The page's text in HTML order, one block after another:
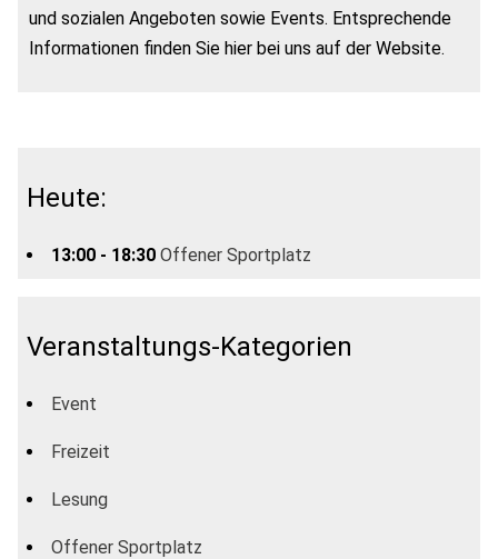
und sozialen Angeboten sowie Events. Entsprechende
Informationen finden Sie hier bei uns auf der Website.
Heute:
13:00 - 18:30 Offener Sportplatz
Veranstaltungs-Kategorien
Event
Freizeit
Lesung
Offener Sportplatz